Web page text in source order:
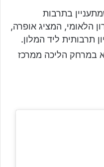
בתרבות
הלאומי, המציג אופרה,
תרבותית ליד המלון.
במרחק הליכה ממרכז